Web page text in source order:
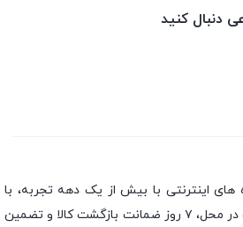
دنبال کنید
اینترنتی با بیش از یک دهه تجربه، با
پایبندی به سه اصل، پرداخت در محل، ۷ روز ضمانت بازگشت کالا و تضمین